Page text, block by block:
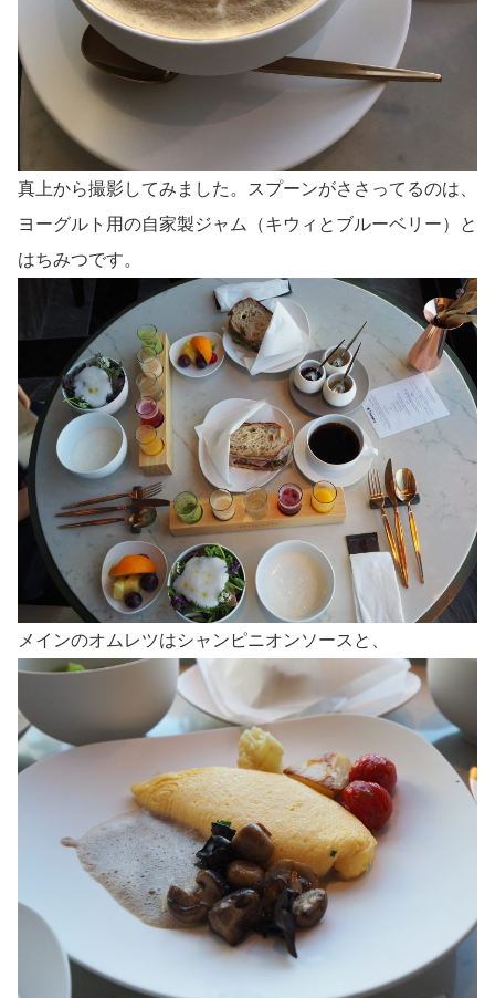
真上から撮影してみました。スプーンがささってるのは、
ヨーグルト用の自家製ジャム（キウィとブルーベリー）と
はちみつです。
メインのオムレツはシャンピニオンソースと、